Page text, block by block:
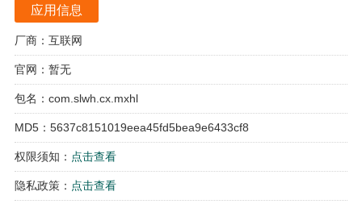
应用信息
厂商：互联网
官网：暂无
包名：com.slwh.cx.mxhl
MD5：5637c8151019eea45fd5bea9e6433cf8
权限须知： 点击查看
隐私政策： 点击查看